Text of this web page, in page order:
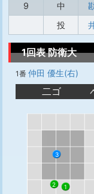
9
中
投
1回表 防衛大
1番 仲田 優生(右)
二ゴ
1
2
3